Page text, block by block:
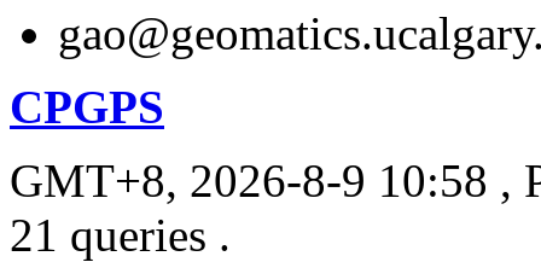
CPGPS
GMT+8, 2026-8-9 10:58 ,
21 queries .